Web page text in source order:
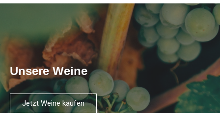
Unsere Weine
Jetzt Weine kaufen